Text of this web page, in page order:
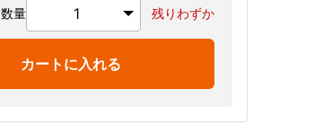
数量 残りわずか
カートに入れる